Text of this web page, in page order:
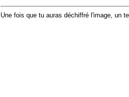
Une fois que tu auras déchiffré l'image, un